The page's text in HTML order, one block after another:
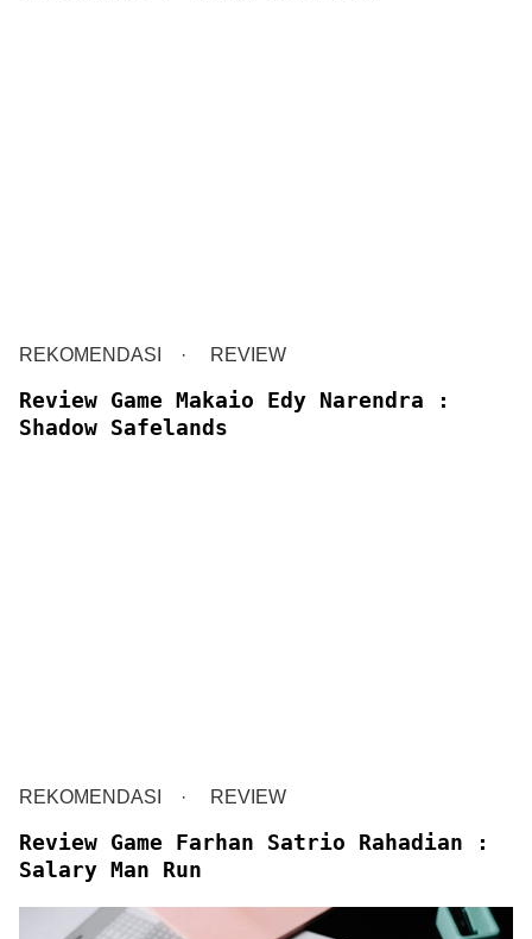
REKOMENDASI REVIEW
Review Game Makaio Edy Narendra :
Shadow Safelands
REKOMENDASI REVIEW
Review Game Farhan Satrio Rahadian :
Salary Man Run